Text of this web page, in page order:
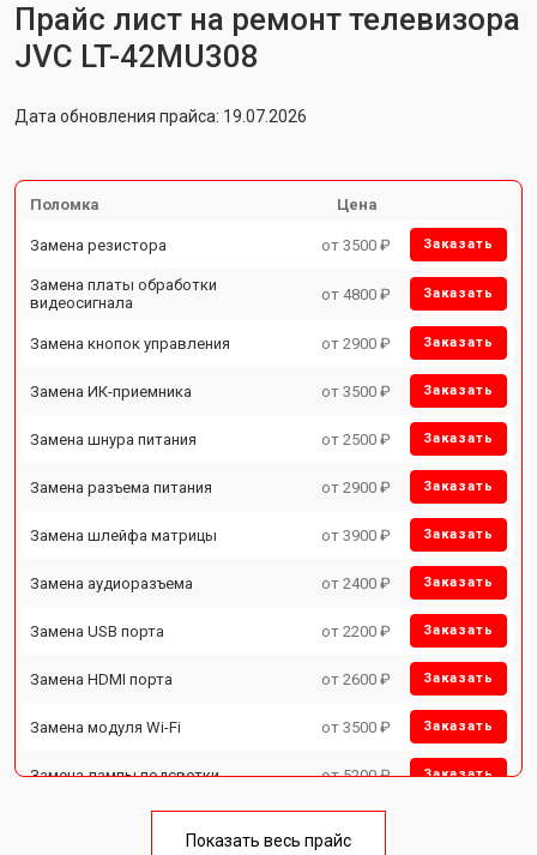
Прайс лист на ремонт телевизора
JVC LT-42MU308
Дата обновления прайса: 19.07.2026
Поломка Цена
Замена резистора от 3500 ₽ Заказать
Замена платы обработки
видеосигнала
от 4800 ₽ Заказать
Замена кнопок управления от 2900 ₽ Заказать
Замена ИК-приемника от 3500 ₽ Заказать
Замена шнура питания от 2500 ₽ Заказать
Замена разъема питания от 2900 ₽ Заказать
Замена шлейфа матрицы от 3900 ₽ Заказать
Замена аудиоразъема от 2400 ₽ Заказать
Замена USB порта от 2200 ₽ Заказать
Замена HDMI порта от 2600 ₽ Заказать
Замена модуля Wi-Fi от 3500 ₽ Заказать
Замена лампы подсветки от 5200 ₽ Заказать
Показать весь прайс